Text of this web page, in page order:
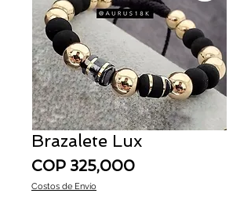
Brazalete Lux
COP 325,000Price
Costos de Envío